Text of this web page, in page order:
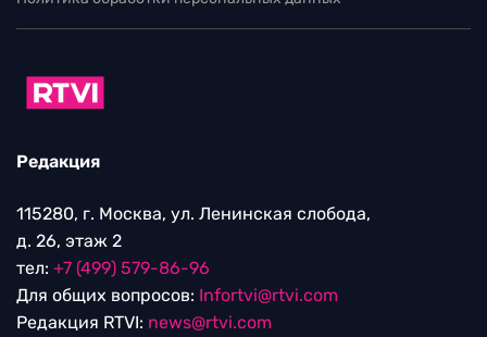
Редакция
115280, г. Москва, ул. Ленинская слобода,
д. 26, этаж 2
тел: +7 (499) 579-86-96
Для общих вопросов: Infortvi@rtvi.com
Редакция RTVI: news@rtvi.com